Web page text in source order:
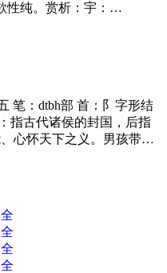
性纯。赏析：宇：…
笔：dtbh部 首：阝字形结
指古代诸侯的封国，后指
心怀天下之义。男孩带…